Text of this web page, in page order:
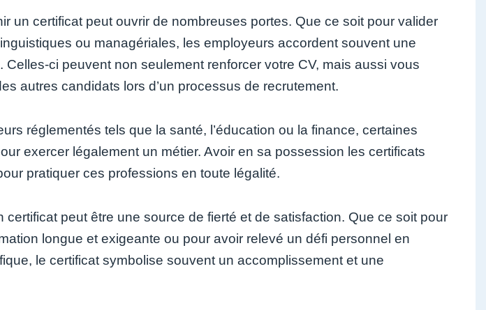
un certificat peut ouvrir de nombreuses portes. Que ce soit pour valider
ou managériales, les employeurs accordent souvent une
ci peuvent non seulement renforcer votre CV, mais aussi vous
autres candidats lors d’un processus de recrutement.
réglementés tels que la santé, l’éducation ou la finance, certaines
exercer légalement un métier. Avoir en sa possession les certificats
pratiquer ces professions en toute légalité.
peut être une source de fierté et de satisfaction. Que ce soit pour
longue et exigeante ou pour avoir relevé un défi personnel en
le certificat symbolise souvent un accomplissement et une